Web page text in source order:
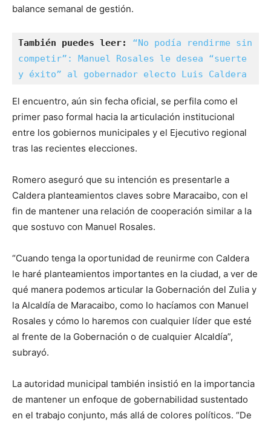
balance semanal de gestión.
También puedes leer:
“No podía rendirme sin
competir”: Manuel Rosales le desea “suerte
y éxito” al gobernador electo Luis Caldera
El encuentro, aún sin fecha oficial, se perfila como el
primer paso formal hacia la articulación institucional
entre los gobiernos municipales y el Ejecutivo regional
tras las recientes elecciones.
Romero aseguró que su intención es presentarle a
Caldera planteamientos claves sobre Maracaibo, con el
fin de mantener una relación de cooperación similar a la
que sostuvo con Manuel Rosales.
“Cuando tenga la oportunidad de reunirme con Caldera
le haré planteamientos importantes en la ciudad, a ver de
qué manera podemos articular la Gobernación del Zulia y
la Alcaldía de Maracaibo, como lo hacíamos con Manuel
Rosales y cómo lo haremos con cualquier líder que esté
al frente de la Gobernación o de cualquier Alcaldía”,
subrayó.
La autoridad municipal también insistió en la importancia
de mantener un enfoque de gobernabilidad sustentado
en el trabajo conjunto, más allá de colores políticos. “De